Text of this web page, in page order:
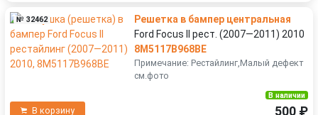
№ 32462
Решетка в бампер центральная
Ford Focus II рест. (2007—2011) 2010
8M5117B968BE
Примечание: Рестайлинг,Малый дефект
см.фото
В корзину
В наличии
500 ₽